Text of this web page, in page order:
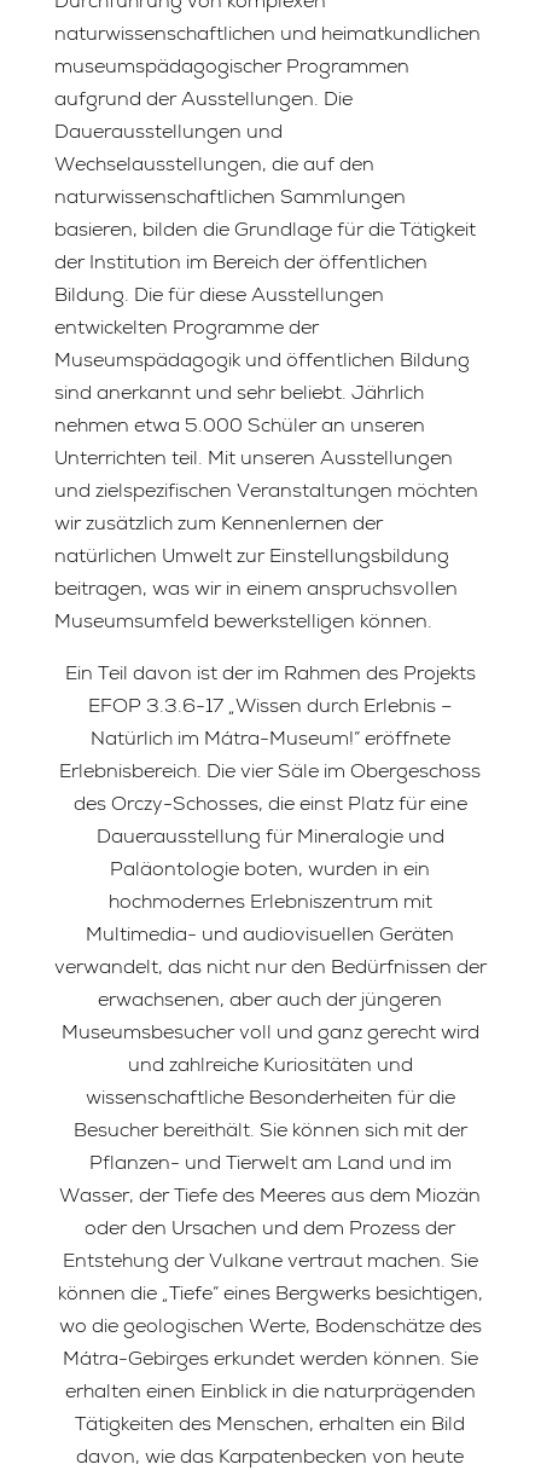
naturwissenschaftlichen und heimatkundlichen
museumspädagogischer Programmen
aufgrund der Ausstellungen. Die
Dauerausstellungen und
Wechselausstellungen, die auf den
naturwissenschaftlichen Sammlungen
basieren, bilden die Grundlage für die Tätigkeit
der Institution im Bereich der öffentlichen
Bildung. Die für diese Ausstellungen
entwickelten Programme der
Museumspädagogik und öffentlichen Bildung
sind anerkannt und sehr beliebt. Jährlich
nehmen etwa 5.000 Schüler an unseren
Unterrichten teil. Mit unseren Ausstellungen
und zielspezifischen Veranstaltungen möchten
wir zusätzlich zum Kennenlernen der
natürlichen Umwelt zur Einstellungsbildung
beitragen, was wir in einem anspruchsvollen
Museumsumfeld bewerkstelligen können.
Ein Teil davon ist der im Rahmen des Projekts
EFOP 3.3.6-17 „Wissen durch Erlebnis –
Natürlich im Mátra-Museum!“ eröffnete
Erlebnisbereich. Die vier Säle im Obergeschoss
des Orczy-Schosses, die einst Platz für eine
Dauerausstellung für Mineralogie und
Paläontologie boten, wurden in ein
hochmodernes Erlebniszentrum mit
Multimedia- und audiovisuellen Geräten
verwandelt, das nicht nur den Bedürfnissen der
erwachsenen, aber auch der jüngeren
Museumsbesucher voll und ganz gerecht wird
und zahlreiche Kuriositäten und
wissenschaftliche Besonderheiten für die
Besucher bereithält. Sie können sich mit der
Pflanzen- und Tierwelt am Land und im
Wasser, der Tiefe des Meeres aus dem Miozän
oder den Ursachen und dem Prozess der
Entstehung der Vulkane vertraut machen. Sie
können die „Tiefe“ eines Bergwerks besichtigen,
wo die geologischen Werte, Bodenschätze des
Mátra-Gebirges erkundet werden können. Sie
erhalten einen Einblick in die naturprägenden
Tätigkeiten des Menschen, erhalten ein Bild
davon, wie das Karpatenbecken von heute